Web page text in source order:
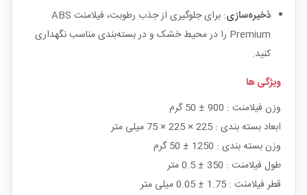
ذخیره‌سازی
: برای جلوگیری از جذب رطوبت، فیلامنت ABS
Premium را در محیط خشک و در بسته‌بندی مناسب نگهداری
کنید.
ویژگی ها
وزن فیلامنت : 900 ± 50 گرم
ابعاد بسته بندی : 225 × 225 × 75 میلی متر
وزن بسته بندی : 1250 ± 50 گرم
طول فیلامنت : 350 ± 0.5 متر
قطر فیلامنت : 1.75 ± 0.05 میلی متر